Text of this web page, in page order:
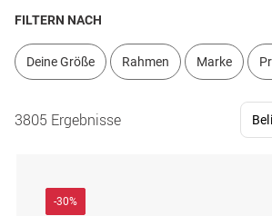
FILTERN NACH
Deine Größe Rahmen Marke
3805 Ergebnisse
-30%